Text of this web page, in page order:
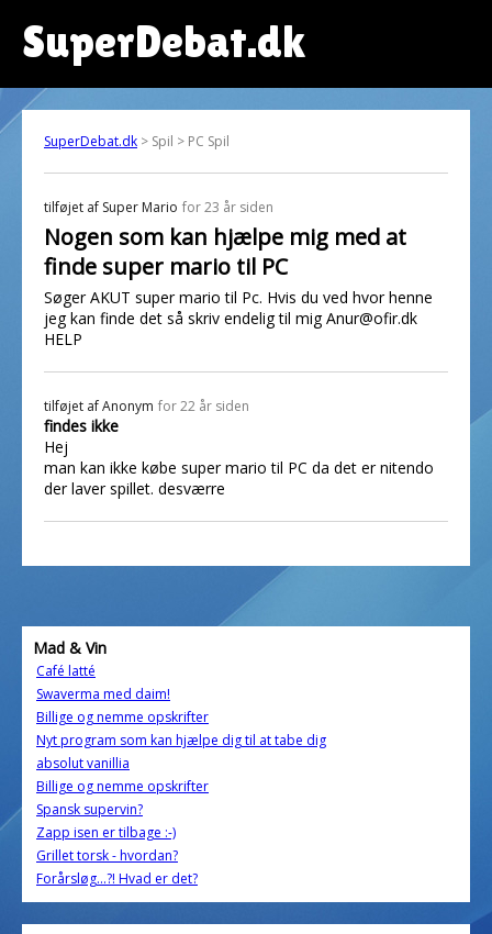
SuperDebat.dk
SuperDebat.dk > Spil > PC Spil
tilføjet af Super Mario for 23 år siden
Nogen som kan hjælpe mig med at
finde super mario til PC
Søger AKUT super mario til Pc. Hvis du ved hvor henne
jeg kan finde det så skriv endelig til mig Anur@ofir.dk
HELP
tilføjet afAnonym for 22 år siden
findes ikke
Hej
man kan ikke købe super mario til PC da det er nitendo
der laver spillet. desværre
Mad & Vin
Café latté
Swaverma med daim!
Billige og nemme opskrifter
Nyt program som kan hjælpe dig til at tabe dig
absolut vanillia
Billige og nemme opskrifter
Spansk supervin?
Zapp isen er tilbage :-)
Grillet torsk - hvordan?
Forårsløg...?! Hvad er det?